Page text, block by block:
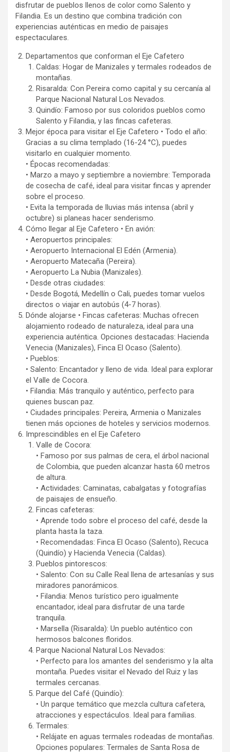
disfrutar de pueblos llenos de color como Salento y
Filandia. Es un destino que combina tradición con
experiencias auténticas en medio de paisajes
espectaculares.
Departamentos que conforman el Eje Cafetero
Caldas: Hogar de Manizales y termales rodeados de
montañas.
Risaralda: Con Pereira como capital y su cercanía al
Parque Nacional Natural Los Nevados.
Quindío: Famoso por sus coloridos pueblos como
Salento y Filandia, y las fincas cafeteras.
Mejor época para visitar el Eje Cafetero • Todo el año:
Gracias a su clima templado (16-24 °C), puedes
visitarlo en cualquier momento.
• Épocas recomendadas:
• Marzo a mayo y septiembre a noviembre: Temporada
de cosecha de café, ideal para visitar fincas y aprender
sobre el proceso.
• Evita la temporada de lluvias más intensa (abril y
octubre) si planeas hacer senderismo.
Cómo llegar al Eje Cafetero • En avión:
• Aeropuertos principales:
• Aeropuerto Internacional El Edén (Armenia).
• Aeropuerto Matecaña (Pereira).
• Aeropuerto La Nubia (Manizales).
• Desde otras ciudades:
• Desde Bogotá, Medellín o Cali, puedes tomar vuelos
directos o viajar en autobús (4-7 horas).
Dónde alojarse • Fincas cafeteras: Muchas ofrecen
alojamiento rodeado de naturaleza, ideal para una
experiencia auténtica. Opciones destacadas: Hacienda
Venecia (Manizales), Finca El Ocaso (Salento).
• Pueblos:
• Salento: Encantador y lleno de vida. Ideal para explorar
el Valle de Cocora.
• Filandia: Más tranquilo y auténtico, perfecto para
quienes buscan paz.
• Ciudades principales: Pereira, Armenia o Manizales
tienen más opciones de hoteles y servicios modernos.
Imprescindibles en el Eje Cafetero
Valle de Cocora:
• Famoso por sus palmas de cera, el árbol nacional
de Colombia, que pueden alcanzar hasta 60 metros
de altura.
• Actividades: Caminatas, cabalgatas y fotografías
de paisajes de ensueño.
Fincas cafeteras:
• Aprende todo sobre el proceso del café, desde la
planta hasta la taza.
• Recomendadas: Finca El Ocaso (Salento), Recuca
(Quindío) y Hacienda Venecia (Caldas).
Pueblos pintorescos:
• Salento: Con su Calle Real llena de artesanías y sus
miradores panorámicos.
• Filandia: Menos turístico pero igualmente
encantador, ideal para disfrutar de una tarde
tranquila.
• Marsella (Risaralda): Un pueblo auténtico con
hermosos balcones floridos.
Parque Nacional Natural Los Nevados:
• Perfecto para los amantes del senderismo y la alta
montaña. Puedes visitar el Nevado del Ruiz y las
termales cercanas.
Parque del Café (Quindío):
• Un parque temático que mezcla cultura cafetera,
atracciones y espectáculos. Ideal para familias.
Termales:
• Relájate en aguas termales rodeadas de montañas.
Opciones populares: Termales de Santa Rosa de